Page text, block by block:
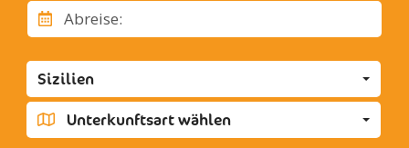
Comitini
Eraclea Minoa
Favara
Grotte
Joppolo Giancaxio
Lampedusa
Abreise:
Sizilien
Unterkunftsart wählen